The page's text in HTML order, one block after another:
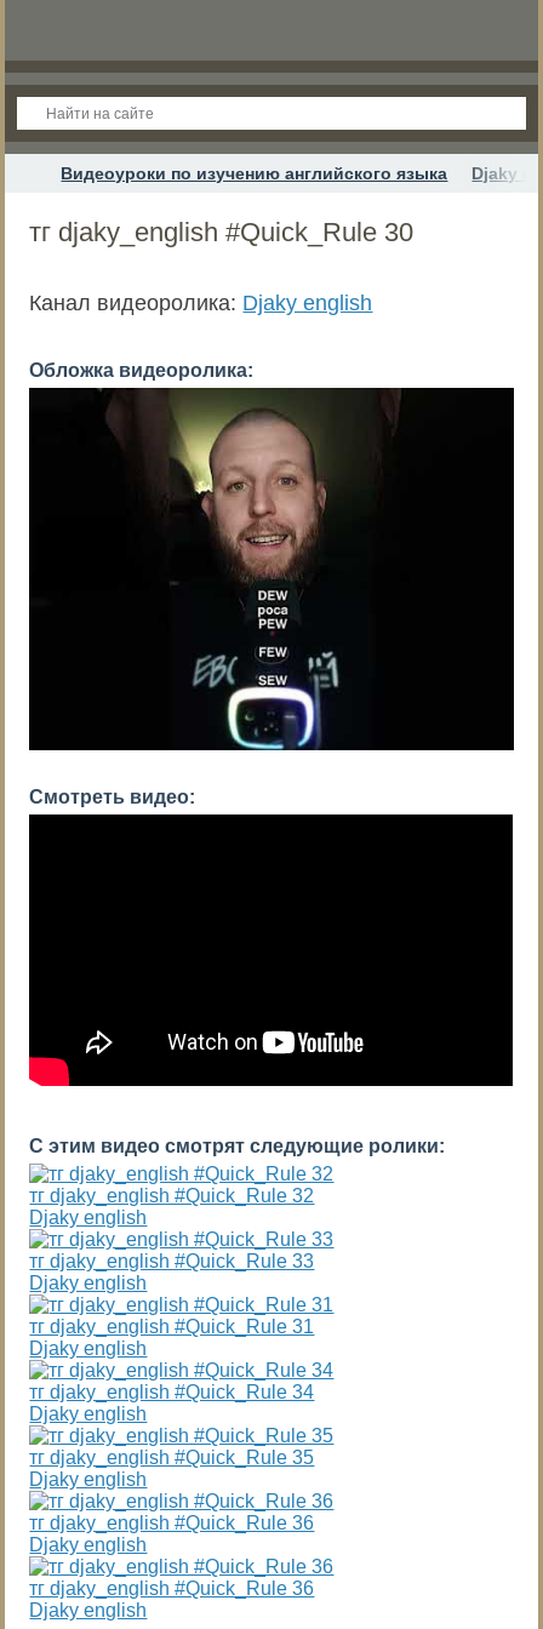
Видеоуроки по изучению английского языка Djaky
тг djaky_english #Quick_Rule 30
Канал видеоролика: Djaky english
Обложка видеоролика:
Смотреть видео:
С этим видео смотрят следующие ролики:
тг djaky_english #Quick_Rule 32
Djaky english
тг djaky_english #Quick_Rule 33
Djaky english
тг djaky_english #Quick_Rule 31
Djaky english
тг djaky_english #Quick_Rule 34
Djaky english
тг djaky_english #Quick_Rule 35
Djaky english
тг djaky_english #Quick_Rule 36
Djaky english
тг djaky_english #Quick_Rule 36
Djaky english